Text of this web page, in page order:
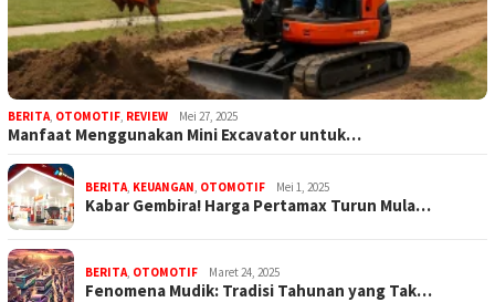
BERITA OTOMOTIF REVIEW Mei 27, 2025
Manfaat Menggunakan Mini Excavator untuk…
BERITA KEUANGAN OTOMOTIF Mei 1, 2025
Kabar Gembira! Harga Pertamax Turun Mula…
BERITA OTOMOTIF Maret 24, 2025
Fenomena Mudik: Tradisi Tahunan yang Tak…